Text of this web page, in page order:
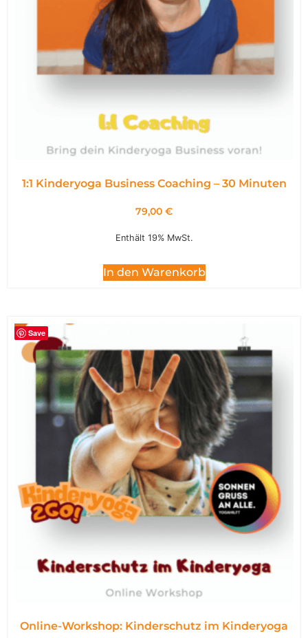
1:1 Kinderyoga Business Coaching – 30 Minuten
79,00 €
Enthält 19% MwSt.
In den Warenkorb
Save
Online-Workshop: Kinderschutz im Kinderyoga